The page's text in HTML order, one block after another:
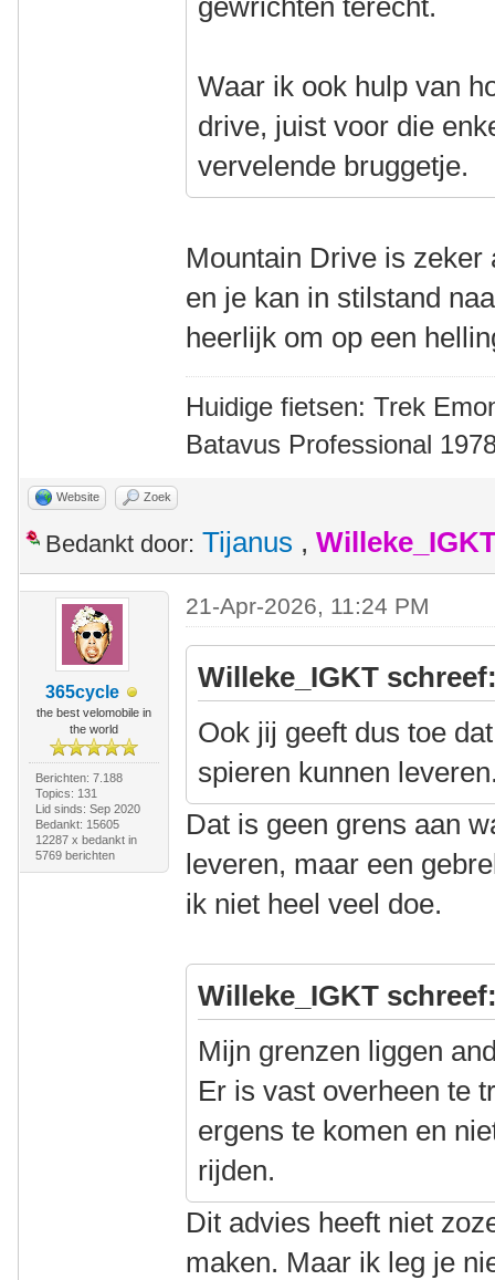
gewrichten terecht.
Waar ik ook hulp van
drive, juist voor die
vervelende bruggetje.
Mountain Drive is
en je kan in stilstand
heerlijk om op een
Huidige fietsen: Trek
Batavus Professional
Website Zoek
Bedankt door: Tijanus ,
365cycle
the best velomobile in
the world
Berichten: 7.188
Topics: 131
Lid sinds: Sep 2020
Bedankt: 15605
12287 x bedankt in
5769 berichten
21-Apr-2026, 11:24 PM
Willeke_IGKT
Ook jij geeft dus toe
spieren kunnen
Dat is geen grens aan
leveren, maar een
ik niet heel veel doe.
Willeke_IGKT
Mijn grenzen liggen
Er is vast overheen te
ergens te komen en
rijden.
Dit advies heeft niet
maken. Maar ik leg je